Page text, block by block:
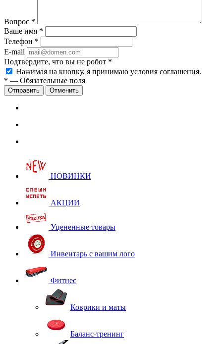
Вопрос *
Ваше имя *
Телефон *
E-mail
Подтвердите, что вы не робот *
Нажимая на кнопку, я принимаю условия соглашения.
* — Обязательные поля
Отправить Отменить
НОВИНКИ
АКЦИИ
Уцененные товары
Инвентарь с вашим лого
Фитнес
Коврики и маты
Баланс-тренинг